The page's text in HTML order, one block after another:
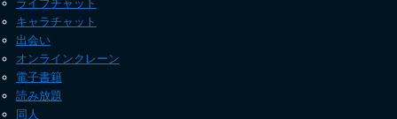
ライブチャット
キャラチャット
出会い
オンラインクレーン
電子書籍
読み放題
同人